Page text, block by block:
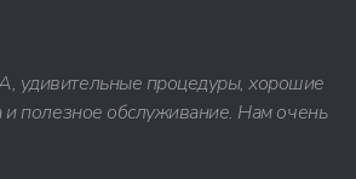
удивительные процедуры, хорошие
и полезное обслуживание. Нам очень